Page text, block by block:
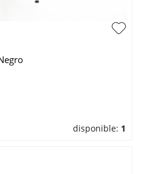
disponible: 1